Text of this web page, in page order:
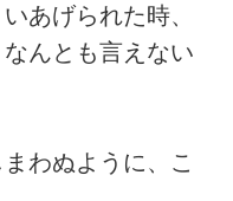
あげられた時、
んとも言えない
わぬように、こ